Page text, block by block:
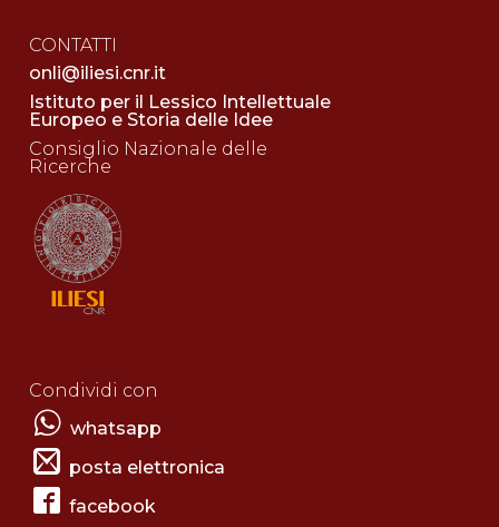
CONTATTI
onli@iliesi.cnr.it
Istituto per il Lessico Intellettuale
Europeo e Storia delle Idee
Consiglio Nazionale delle
Ricerche
Condividi con
whatsapp
posta elettronica
facebook